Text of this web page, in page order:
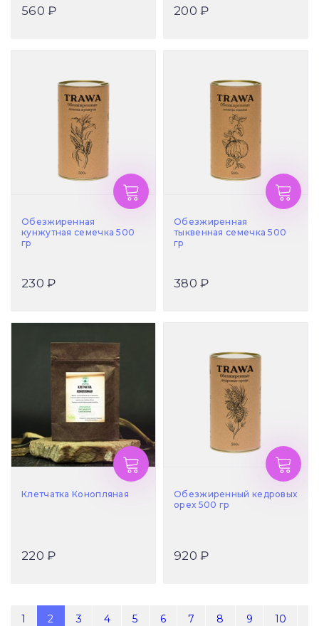
560 ₽ 200 ₽
Обезжиренная
кунжутная семечка 500
гр
230 ₽
Обезжиренная
тыквенная семечка 500
гр
380 ₽
Клетчатка Конопляная
220 ₽
Обезжиренный кедровых
орех 500 гр
920 ₽
1 2 3 4 5 6 7 8 9 10